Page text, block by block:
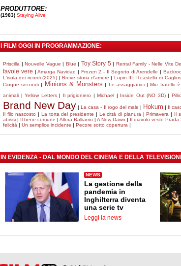
PRODUTTORE:
(1983) Staying Alive
I FILM OGGI IN PROGRAMMAZIONE:
Priscilla | Nouvelle Vague | Blue | Toy Story 5 | Rental Family - Nelle Vite
favole vere |Amarga Navidad | Frozen 2 - Il Segreto di Arendelle |
L'isola dei ricordi (2025) |Breve storia d'amore | Lupin III: Il castello di
Cinque secondi | Minions & Monsters | Le assaggiatrici|Mio fratello
animali |Yellow Letters| Il prigioniero |Michael | Inside Out (NO 3D)|
Brand New Day |La casa - Il rogo del male | Hokum | Il
Il filo nascosto | La torta del presidente | Le città di pianura |Primavera | Il
abissi | Il bene comune | Allora Balliamo | A New Dawn | Il diavolo veste Prada
felicità | Un semplice incidente | Pecore sotto copertura |
IN EVIDENZA - DAL MONDO DEL CINEMA E DELLA
NEWS
La gestione della
pandemia in
Inghilterra diventa
una serie tv
Leggi la news